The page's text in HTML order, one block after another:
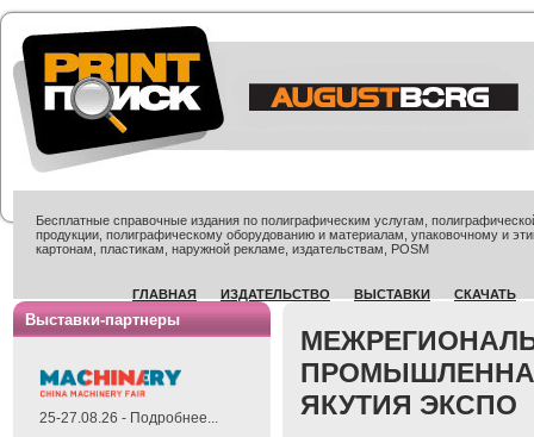
Бесплатные справочные издания по полиграфическим услугам,
продукции, полиграфическому оборудованию и материалам, упаковочному и
картонам, пластикам, наружной рекламе, издательствам, POSM
ГЛАВНАЯ ИЗДАТЕЛЬСТВО ВЫСТАВКИ СКАЧАТЬ
Выставки-партнеры
25-27.08.26 - Подробнее...
ЯКУТИЯ ЭКСПО